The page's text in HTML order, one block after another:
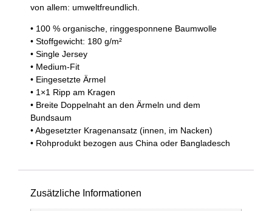
von allem: umweltfreundlich.
• 100 % organische, ringgesponnene Baumwolle
• Stoffgewicht: 180 g/m²
• Single Jersey
• Medium-Fit
• Eingesetzte Ärmel
• 1×1 Ripp am Kragen
• Breite Doppelnaht an den Ärmeln und dem
Bundsaum
• Abgesetzter Kragenansatz (innen, im Nacken)
• Rohprodukt bezogen aus China oder Bangladesch
Zusätzliche Informationen